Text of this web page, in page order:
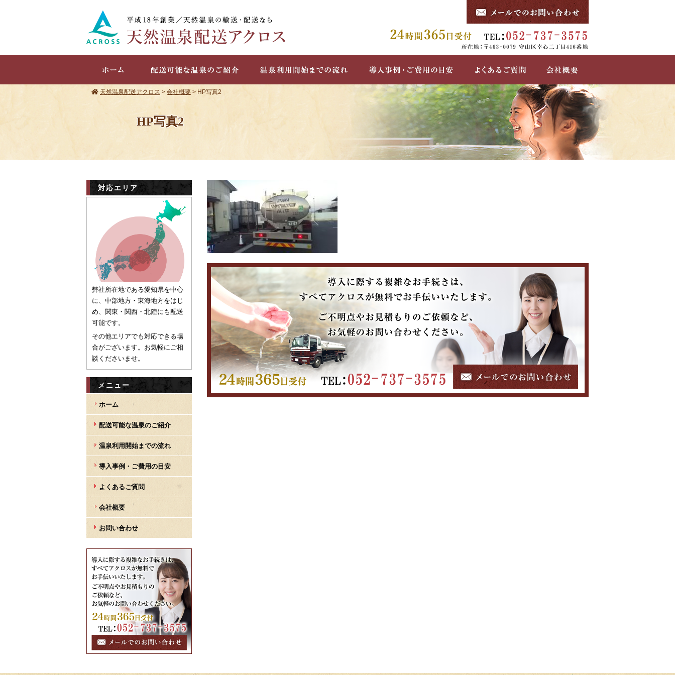
天然温泉配送アクロス > 会社概要 > HP写真2
HP写真2
対応エリア
弊社所在地である愛知県を中心
に、中部地方・東海地方をはじ
め、関東・関西・北陸にも配送
可能です。
その他エリアでも対応できる場
合がございます。お気軽にご相
談くださいませ。
メニュー
ホーム
配送可能な温泉のご紹介
温泉利用開始までの流れ
導入事例・ご費用の目安
よくあるご質問
会社概要
お問い合わせ